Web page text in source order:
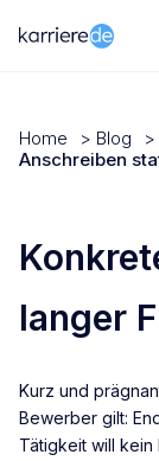
Home > Blog >
Anschreiben
langer
Kurz und
Bewerber gilt:
Tätigkeit will kein